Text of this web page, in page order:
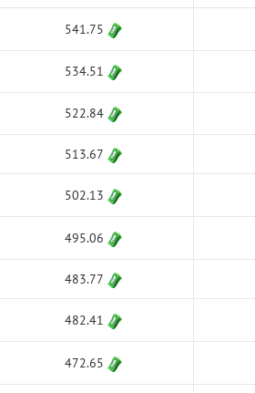
541.75
534.51
522.84
513.67
502.13
495.06
483.77
482.41
472.65